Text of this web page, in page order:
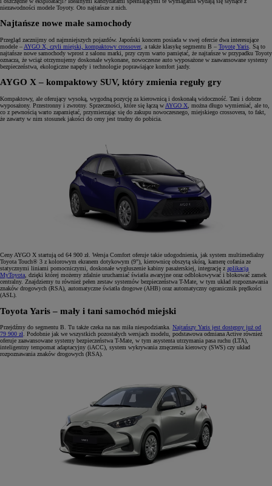
niezawodności modele Toyoty. Oto najtańsze z nich.
Najtańsze nowe małe samochody
Przegląd zacznijmy od najmniejszych pojazdów. Japoński koncern posiada w swej ofercie dwa interesujące
modele – AYGO X, czyli miejski, kompaktowy crossover, a także klasykę segmentu B – Toyotę Yaris . Są to
najtańsze nowe samochody wprost z salonu marki, przy czym warto pamiętać, że najtańsze w przypadku Toyoty
oznacza, że wciąż otrzymujemy doskonale wykonane, nowoczesne auto wyposażone w zaawansowane systemy
bezpieczeństwa, ekologiczne napędy i technologie poprawiające komfort jazdy.
AYGO X – kompaktowy SUV, który zmienia reguły gry
Kompaktowy, ale oferujący wysoką, wygodną pozycję za kierownicą i doskonałą widoczność. Tani i dobrze
wyposażony. Przestronny i zwrotny. Sprzeczności, które się łączą w AYGO X można długo wymieniać, ale to,
co z pewnością warto zapamiętać, przymierzając się do zakupu nowoczesnego, miejskiego crossovera, to fakt,
że zawarty w nim stosunek jakości do ceny jest trudny do pobicia.
Ceny AYGO X startują od 64 900 zł. Wersja Comfort oferuje takie udogodnienia, jak system multimedialny
Toyota Touch® 3 z kolorowym ekranem dotykowym (9"), kierownicę obszytą skórą, kamerę cofania ze
statycznymi liniami pomocniczymi, doskonałe wygłuszenie kabiny pasażerskiej, integrację z aplikacją
MyToyota , dzięki której możemy zdalnie uruchamiać światła awaryjne oraz odblokowywać i blokować zamek
centralny. Znajdziemy tu również pełen zestaw systemów bezpieczeństwa T-Mate, w tym układ rozpoznawania
znaków drogowych (RSA), automatyczne światła drogowe (AHB) oraz automatyczny ogranicznik prędkości
(ASL).
Toyota Yaris – mały i tani samochód miejski
Przejdźmy do segmentu B. Tu także czeka na nas miła niespodzianka. Najtańszy Yaris jest dostępny już od
79 900 zł . Podobnie jak we wszystkich pozostałych wersjach modelu, podstawowa odmiana Active również
oferuje zaawansowane systemy bezpieczeństwa T-Mate, w tym asystenta utrzymania pasa ruchu (LTA),
inteligentny tempomat adaptacyjny (iACC), system wykrywania zmęczenia kierowcy (SWS) czy układ
rozpoznawania znaków drogowych (RSA).